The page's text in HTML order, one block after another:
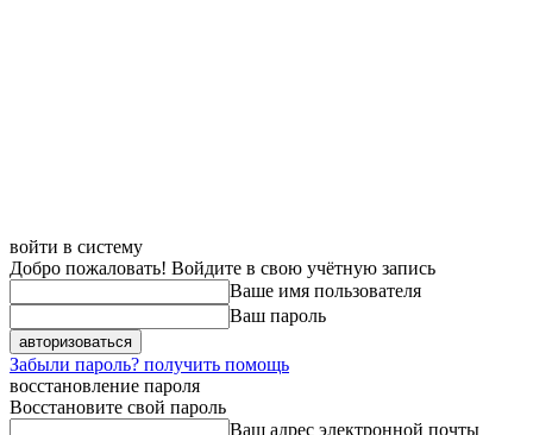
войти в систему
Добро пожаловать! Войдите в свою учётную запись
Ваше имя пользователя
Ваш пароль
Забыли пароль? получить помощь
восстановление пароля
Восстановите свой пароль
Ваш адрес электронной почты